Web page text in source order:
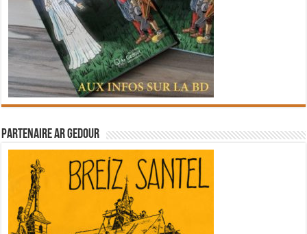
Partenaire Ar Gedour